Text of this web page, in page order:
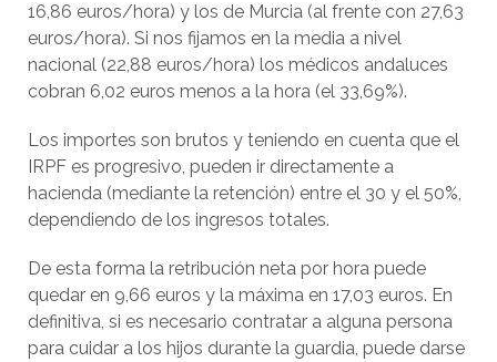
16,86 euros/hora) y los de Murcia (al frente con 27,63
euros/hora). Si nos fijamos en la media a nivel
nacional (22,88 euros/hora) los médicos andaluces
cobran 6,02 euros menos a la hora (el 33,69%).
Los importes son brutos y teniendo en cuenta que el
IRPF es progresivo, pueden ir directamente a
hacienda (mediante la retención) entre el 30 y el 50%,
dependiendo de los ingresos totales.
De esta forma la retribución neta por hora puede
quedar en 9,66 euros y la máxima en 17,03 euros. En
definitiva, si es necesario contratar a alguna persona
para cuidar a los hijos durante la guardia, puede darse